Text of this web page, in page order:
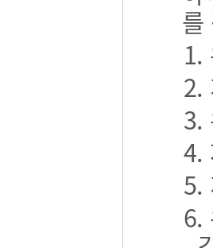
를
1.
2.
3.
4.
5.
6.